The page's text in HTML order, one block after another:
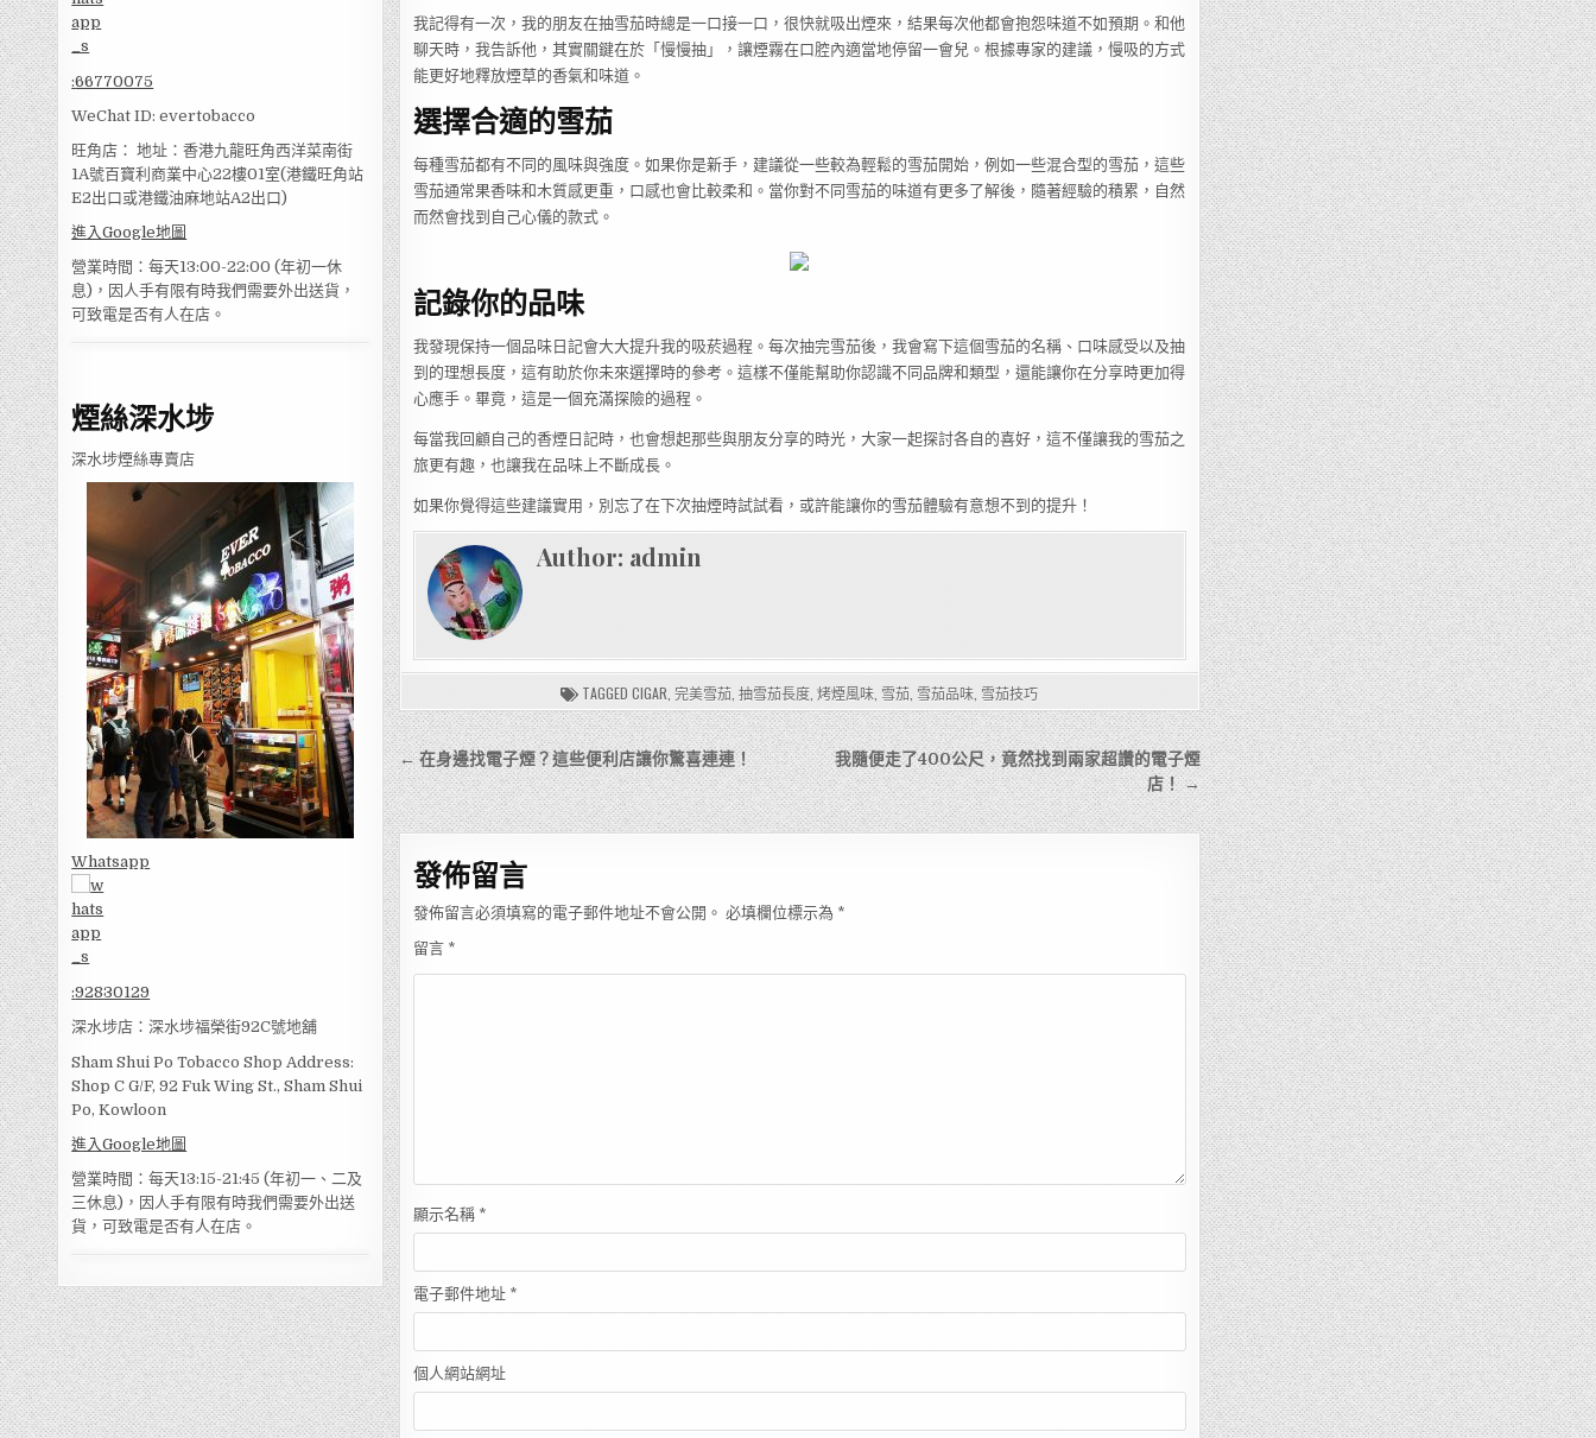
:66770075
WeChat ID: evertobacco
旺角店： 地址：香港九龍旺角西洋菜南街
1A號百寶利商業中心22樓01室(港鐵旺角站
E2出口或港鐵油麻地站A2出口)
進入Google地圖
營業時間：每天13:00-22:00 (年初一休
息)，因人手有限有時我們需要外出送貨，
可致電是否有人在店。
煙絲深水埗
深水埗煙絲專賣店
Whatsapp
:92830129
深水埗店：深水埗福榮街92C號地舖
Sham Shui Po Tobacco Shop Address:
Shop C G/F, 92 Fuk Wing St., Sham Shui
Po, Kowloon
進入Google地圖
營業時間：每天13:15-21:45 (年初一、二及
三休息)，因人手有限有時我們需要外出送
貨，可致電是否有人在店。
我記得有一次，我的朋友在抽雪茄時總是一口接一口，很快就吸出煙來，結果每次他都會抱怨味道不如預期。和他
聊天時，我告訴他，其實關鍵在於「慢慢抽」，讓煙霧在口腔內適當地停留一會兒。根據專家的建議，慢吸的方式
能更好地釋放煙草的香氣和味道。
選擇合適的雪茄
每種雪茄都有不同的風味與強度。如果你是新手，建議從一些較為輕鬆的雪茄開始，例如一些混合型的雪茄，這些
雪茄通常果香味和木質感更重，口感也會比較柔和。當你對不同雪茄的味道有更多了解後，隨著經驗的積累，自然
而然會找到自己心儀的款式。
記錄你的品味
我發現保持一個品味日記會大大提升我的吸菸過程。每次抽完雪茄後，我會寫下這個雪茄的名稱、口味感受以及抽
到的理想長度，這有助於你未來選擇時的參考。這樣不僅能幫助你認識不同品牌和類型，還能讓你在分享時更加得
心應手。畢竟，這是一個充滿探險的過程。
每當我回顧自己的香煙日記時，也會想起那些與朋友分享的時光，大家一起探討各自的喜好，這不僅讓我的雪茄之
旅更有趣，也讓我在品味上不斷成長。
如果你覺得這些建議實用，別忘了在下次抽煙時試試看，或許能讓你的雪茄體驗有意想不到的提升！
Author: admin
TAGGEDCIGAR ,完美雪茄 ,抽雪茄長度 ,烤煙風味 雪茄 雪茄品味 雪茄技巧
文
章
導
覽
我隨便走了400公尺，竟然找到兩家超讚的電子煙
店！ →
← 在身邊找電子煙？這些便利店讓你驚喜連連！
發佈留言
發佈留言必須填寫的電子郵件地址不會公開。 必填欄位標示為 *
留言 *
顯示名稱 *
電子郵件地址 *
個人網站網址